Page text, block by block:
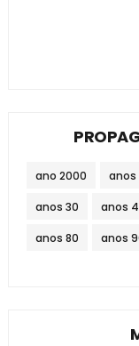
ano 2000 anos
anos 30 anos
anos 80 anos